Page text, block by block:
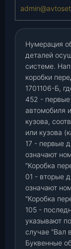
Нумерация
деталей
системе.
коробки
1701106-Б,
452 -
автомобиля
кузова,
или кузова
17 - первые
означают
"Коробка
01 - вторые
означают
"Коробка
105 -
указывают
случае "Вал
Буквенные